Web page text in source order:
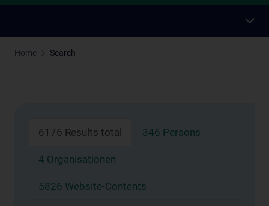
Home Search
6176 Results total 346 Persons
4 Organisationen
5826 Website-Contents